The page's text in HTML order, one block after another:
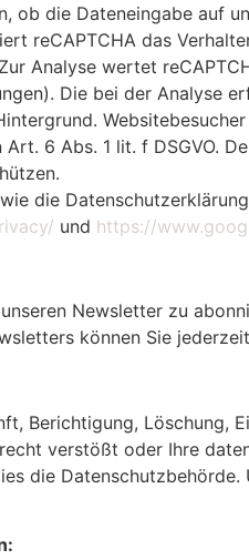
ob die Dateneingabe auf
reCAPTCHA das
Analyse wertet
Die bei der Analyse
6 Abs. 1 lit. f DSGVO.
die
und https://
Newsletter zu
können Sie
Berichtigung, Löschung,
verstößt oder Ihre
die